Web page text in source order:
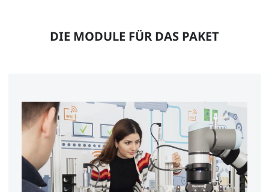
DIE MODULE FÜR DAS PAKET